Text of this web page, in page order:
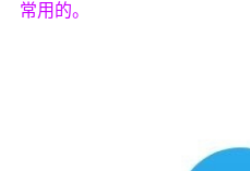
常用的。